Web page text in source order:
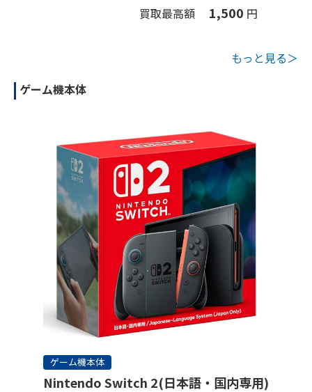
買取最高額 1,500 円
もっと見る＞
ゲーム機本体
ゲーム機本体
Nintendo Switch 2(日本語・国内専用)